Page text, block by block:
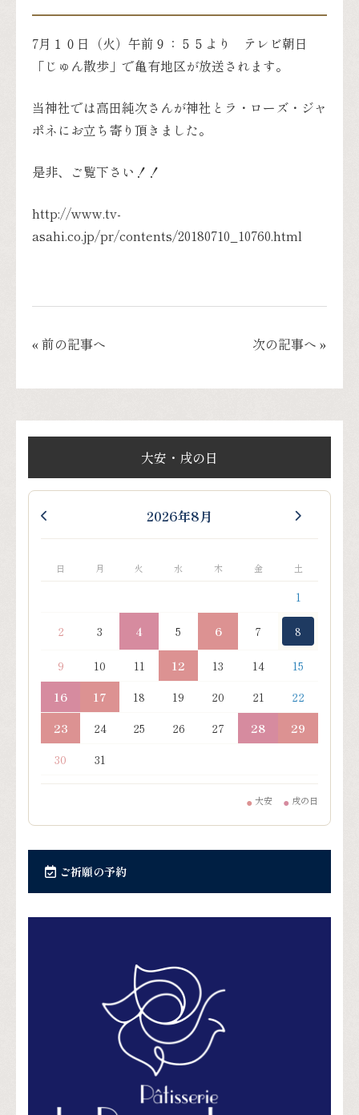
7月１０日（火）午前９：５５より テレビ朝日
「じゅん散歩」で亀有地区が放送されます。
当神社では高田純次さんが神社とラ・ローズ・ジャ
ポネにお立ち寄り頂きました。
是非、ご覧下さい！！
http://www.tv-
asahi.co.jp/pr/contents/20180710_10760.html
« 前の記事へ 次の記事へ »
大安・戌の日
2026年8月
日 月 火 水 木 金 土
1
2 3 4 5 6 7 8
9 10 11 12 13 14
15
16
17 18 19 20 21
22
23
24 25 26 27 28
29
30
31
● 大安 ● 戌の日
ご祈願の予約